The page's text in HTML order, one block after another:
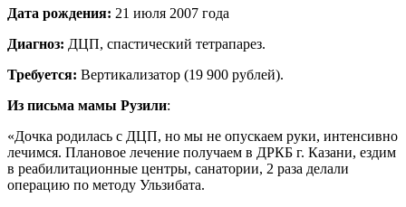
Дата рождения: 21 июля 2007 года
Диагноз: ДЦП, спастический тетрапарез.
Требуется: Вертикализатор (19 900 рублей).
Из письма мамы Рузили:
«Дочка родилась с ДЦП, но мы не опускаем руки, интенсивно
лечимся. Плановое лечение получаем в ДРКБ г. Казани, ездим
в реабилитационные центры, санатории, 2 раза делали
операцию по методу Ульзибата.